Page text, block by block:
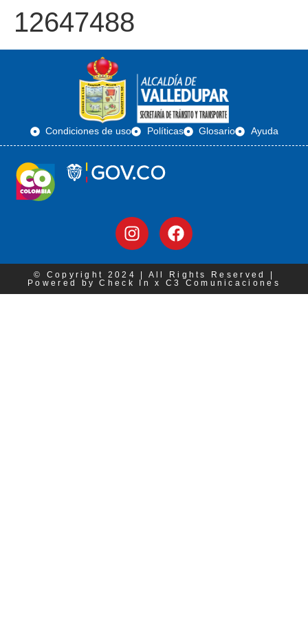
12647488
Condiciones de uso Políticas Glosario Ayuda
© Copyright 2024 | All Rights Reserved |
Powered by Check In x C3 Comunicaciones